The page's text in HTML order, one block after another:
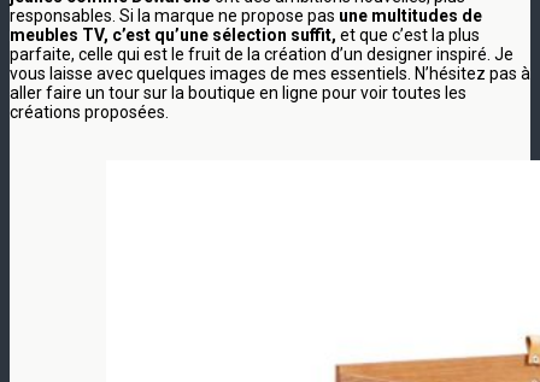
responsables. Si la marque ne propose pas une multitudes de
meubles TV, c’est qu’une sélection suffit, et que c’est la plus
parfaite, celle qui est le fruit de la création d’un designer inspiré. Je
vous laisse avec quelques images de mes essentiels. N’hésitez pas à
aller faire un tour sur la boutique en ligne pour voir toutes les
créations proposées.